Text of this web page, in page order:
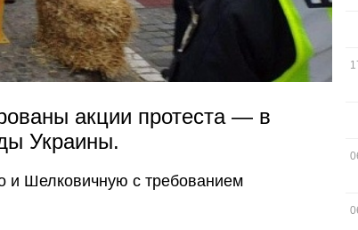
акции протеста — в
Украины.
и Шелковичную с требованием